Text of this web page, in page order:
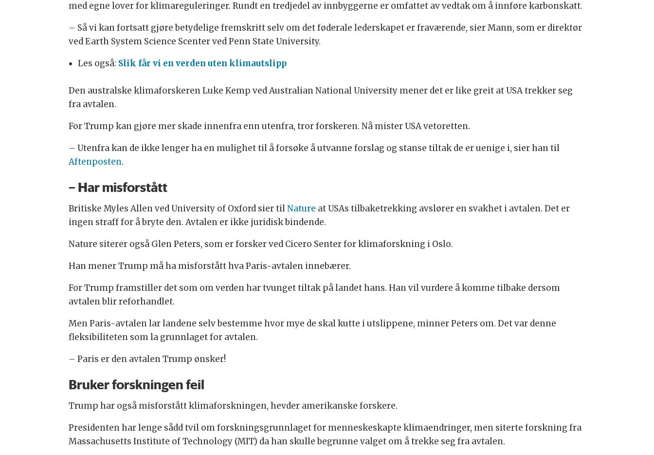
med egne lover for klimareguleringer. Rundt en tredjedel av innbyggerne er omfattet av vedtak om å innføre karbonskatt.
– Så vi kan fortsatt gjøre betydelige fremskritt selv om det føderale lederskapet er fraværende, sier Mann, som er direktør
ved Earth System Science Scenter ved Penn State University.
Les også: Slik får vi en verden uten klimautslipp
Den australske klimaforskeren Luke Kemp ved Australian National University mener det er like greit at USA trekker seg
fra avtalen.
For Trump kan gjøre mer skade innenfra enn utenfra, tror forskeren. Nå mister USA vetoretten.
– Utenfra kan de ikke lenger ha en mulighet til å forsøke å utvanne forslag og stanse tiltak de er uenige i, sier han til
Aftenposten.
– Har misforstått
Britiske Myles Allen ved University of Oxford sier tilNature at USAs tilbaketrekking avslører en svakhet i avtalen. Det er
ingen straff for å bryte den. Avtalen er ikke juridisk bindende.
Nature siterer også Glen Peters, som er forsker ved Cicero Senter for klimaforskning i Oslo.
Han mener Trump må ha misforstått hva Paris-avtalen innebærer.
For Trump framstiller det som om verden har tvunget tiltak på landet hans. Han vil vurdere å komme tilbake dersom
avtalen blir reforhandlet.
Men Paris-avtalen lar landene selv bestemme hvor mye de skal kutte i utslippene, minner Peters om. Det var denne
fleksibiliteten som la grunnlaget for avtalen.
– Paris er den avtalen Trump ønsker!
Bruker forskningen feil
Trump har også misforstått klimaforskningen, hevder amerikanske forskere.
Presidenten har lenge sådd tvil om forskningsgrunnlaget for menneskeskapte klimaendringer, men siterte forskning fra
Massachusetts Institute of Technology (MIT) da han skulle begrunne valget om å trekke seg fra avtalen.